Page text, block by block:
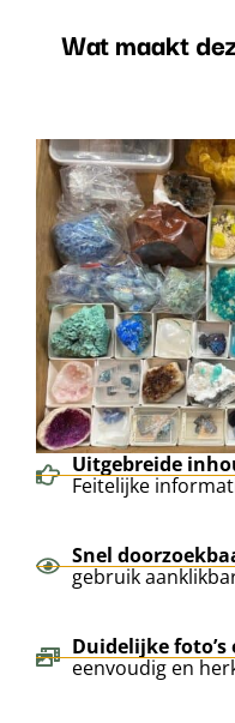
Wat maakt
Uitgebreide
Feitelijke
Snel
gebruik
Duidelijke foto’s
eenvoudig en